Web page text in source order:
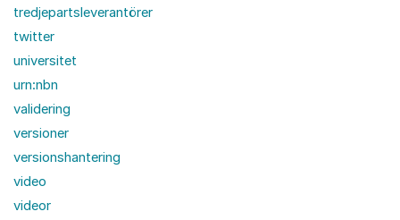
tredjepartsleverantörer
twitter
universitet
urn:nbn
validering
versioner
versionshantering
video
videor